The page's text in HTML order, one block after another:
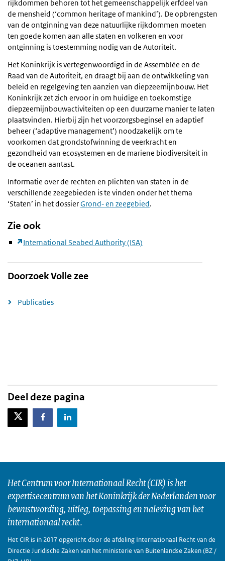
rijkdommen behoren tot het gemeenschappelijk erfdeel van
de mensheid (‘common heritage of mankind’). De opbrengsten
van de ontginning van deze natuurlijke rijkdommen moeten
ten goede komen aan alle staten en volkeren en voor
ontginning is toestemming nodig van de Autoriteit.
Het Koninkrijk is vertegenwoordigd in de Assemblée en de
Raad van de Autoriteit, en draagt bij aan de ontwikkeling van
beleid en regelgeving ten aanzien van diepzeemijnbouw. Het
Koninkrijk zet zich ervoor in om huidige en toekomstige
diepzeemijnbouwactiviteiten op een duurzame manier te laten
plaatsvinden. Hierbij zijn het voorzorgsbeginsel en adaptief
beheer (‘adaptive management’) noodzakelijk om te
voorkomen dat grondstofwinning de veerkracht en
gezondheid van ecosystemen en de mariene biodiversiteit in
de oceanen aantast.
Informatie over de rechten en plichten van staten in de
verschillende zeegebieden is te vinden onder het thema
‘Staten’ in het dossierGrond‑ en zeegebied.
Zie ook
International Seabed Authority (ISA)
Doorzoek Volle zee
Publicaties
Deel deze pagina
X-TwitterFacebookLinkedIn
Het Centrum voor Internationaal Recht (CIR) is het
expertisecentrum van het Koninkrijk der Nederlanden voor
bewustwording, uitleg, toepassing en naleving van het
internationaal recht.
Het CIR is in 2017 opgericht door de afdeling Internationaal Recht van de
Directie Juridische Zaken van het ministerie van Buitenlandse Zaken (BZ /